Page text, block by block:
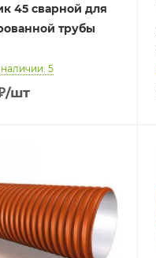
45 сварной для
трубы
наличии: 5
/шт